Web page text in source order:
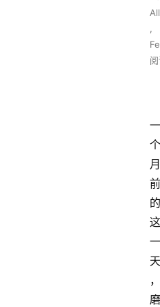
All
,
一
个
月
前
的
这
一
天
，
磨